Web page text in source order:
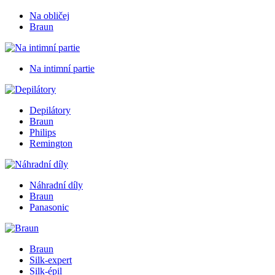
Na obličej
Braun
Na intimní partie
Depilátory
Braun
Philips
Remington
Náhradní díly
Braun
Panasonic
Braun
Silk-expert
Silk-épil